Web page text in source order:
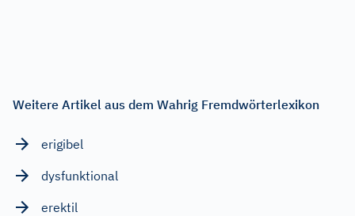
Weitere Artikel aus dem Wahrig Fremdwörterlexikon
erigibel
dysfunktional
erektil